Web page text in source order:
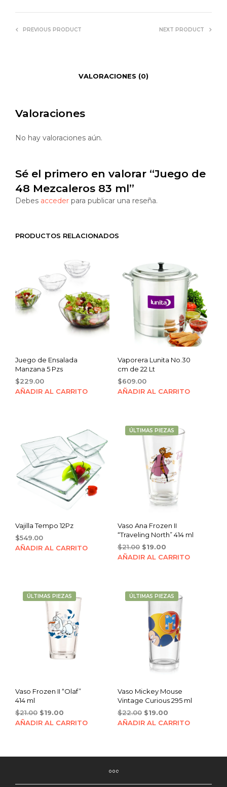
PREVIOUS PRODUCT NEXT PRODUCT
VALORACIONES (0)
Valoraciones
No hay valoraciones aún.
Sé el primero en valorar “Juego de
48 Mezcaleros 83 ml”
Debes acceder para publicar una reseña.
PRODUCTOS RELACIONADOS
Juego de Ensalada
Manzana 5 Pzs
$229.00
AÑADIR AL CARRITO
Vaporera Lunita No.30
cm de 22 Lt
$609.00
AÑADIR AL CARRITO
Vajilla Tempo 12Pz
$549.00
AÑADIR AL CARRITO
ÚLTIMAS PIEZAS
Vaso Ana Frozen II
“Traveling North” 414 ml
$21.00 Original
price
$19.00Current
price
AÑADIR AL CARRITO
ÚLTIMAS PIEZAS
Vaso Frozen II “Olaf”
414 ml
$21.00 Original
price
$19.00
price
AÑADIR AL CARRITO
ÚLTIMAS PIEZAS
Vaso Mickey Mouse
Vintage Curious 295 ml
$22.00 Original
price
$19.00Current
price
AÑADIR AL CARRITO